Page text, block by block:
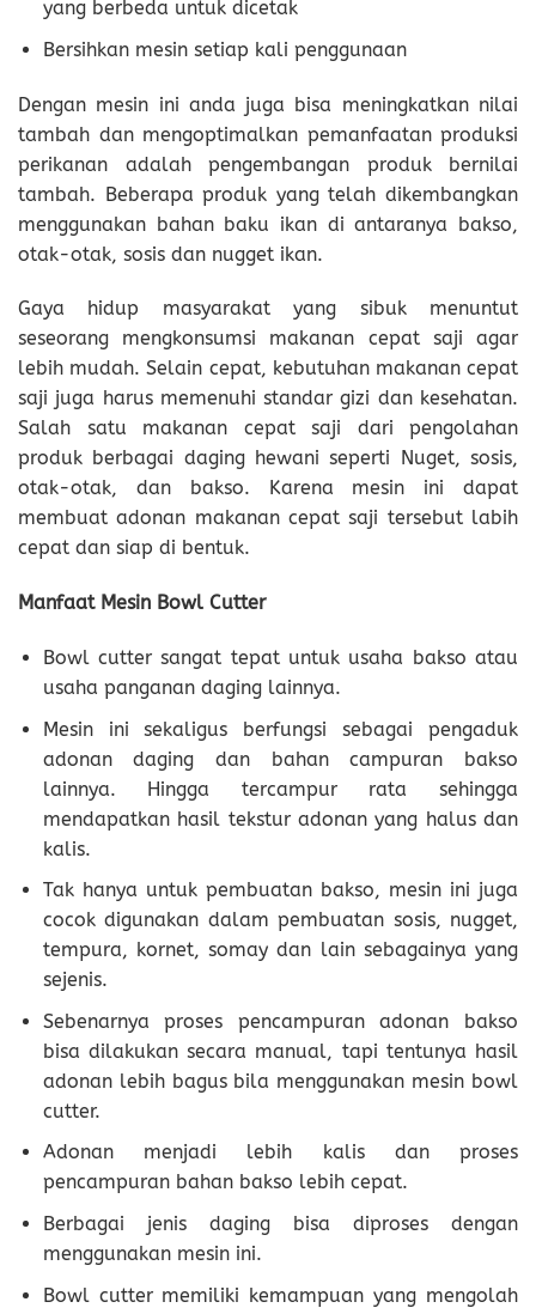
yang berbeda untuk dicetak
Bersihkan mesin setiap kali penggunaan
Dengan mesin ini anda juga bisa meningkatkan nilai
tambah dan mengoptimalkan pemanfaatan produksi
perikanan adalah pengembangan produk bernilai
tambah. Beberapa produk yang telah dikembangkan
menggunakan bahan baku ikan di antaranya bakso,
otak-otak, sosis dan nugget ikan.
Gaya hidup masyarakat yang sibuk menuntut
seseorang mengkonsumsi makanan cepat saji agar
lebih mudah. Selain cepat, kebutuhan makanan cepat
saji juga harus memenuhi standar gizi dan kesehatan.
Salah satu makanan cepat saji dari pengolahan
produk berbagai daging hewani seperti Nuget, sosis,
otak-otak, dan bakso. Karena mesin ini dapat
membuat adonan makanan cepat saji tersebut labih
cepat dan siap di bentuk.
Manfaat Mesin Bowl Cutter
Bowl cutter sangat tepat untuk usaha bakso atau
usaha panganan daging lainnya.
Mesin ini sekaligus berfungsi sebagai pengaduk
adonan daging dan bahan campuran bakso
lainnya. Hingga tercampur rata sehingga
mendapatkan hasil tekstur adonan yang halus dan
kalis.
Tak hanya untuk pembuatan bakso, mesin ini juga
cocok digunakan dalam pembuatan sosis, nugget,
tempura, kornet, somay dan lain sebagainya yang
sejenis.
Sebenarnya proses pencampuran adonan bakso
bisa dilakukan secara manual, tapi tentunya hasil
adonan lebih bagus bila menggunakan mesin bowl
cutter.
Adonan menjadi lebih kalis dan proses
pencampuran bahan bakso lebih cepat.
Berbagai jenis daging bisa diproses dengan
menggunakan mesin ini.
Bowl cutter memiliki kemampuan yang mengolah